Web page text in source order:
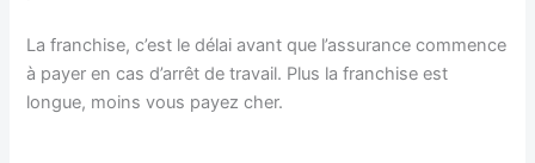
La franchise, c’est le délai avant que l’assurance commence
à payer en cas d’arrêt de travail. Plus la franchise est
longue, moins vous payez cher.